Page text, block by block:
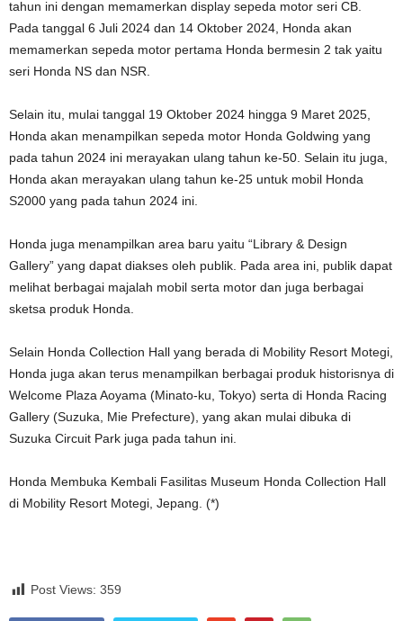
tahun ini dengan memamerkan display sepeda motor seri CB.
Pada tanggal 6 Juli 2024 dan 14 Oktober 2024, Honda akan
memamerkan sepeda motor pertama Honda bermesin 2 tak yaitu
seri Honda NS dan NSR.
Selain itu, mulai tanggal 19 Oktober 2024 hingga 9 Maret 2025,
Honda akan menampilkan sepeda motor Honda Goldwing yang
pada tahun 2024 ini merayakan ulang tahun ke-50. Selain itu juga,
Honda akan merayakan ulang tahun ke-25 untuk mobil Honda
S2000 yang pada tahun 2024 ini.
Honda juga menampilkan area baru yaitu “Library & Design
Gallery” yang dapat diakses oleh publik. Pada area ini, publik dapat
melihat berbagai majalah mobil serta motor dan juga berbagai
sketsa produk Honda.
Selain Honda Collection Hall yang berada di Mobility Resort Motegi,
Honda juga akan terus menampilkan berbagai produk historisnya di
Welcome Plaza Aoyama (Minato-ku, Tokyo) serta di Honda Racing
Gallery (Suzuka, Mie Prefecture), yang akan mulai dibuka di
Suzuka Circuit Park juga pada tahun ini.
Honda Membuka Kembali Fasilitas Museum Honda Collection Hall
di Mobility Resort Motegi, Jepang. (*)
Post Views: 359